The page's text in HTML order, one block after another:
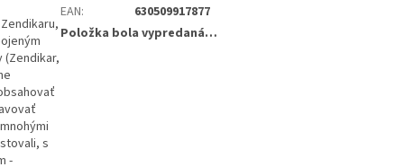
s
-
EAN:
630509917877
Položka bola vypredaná…